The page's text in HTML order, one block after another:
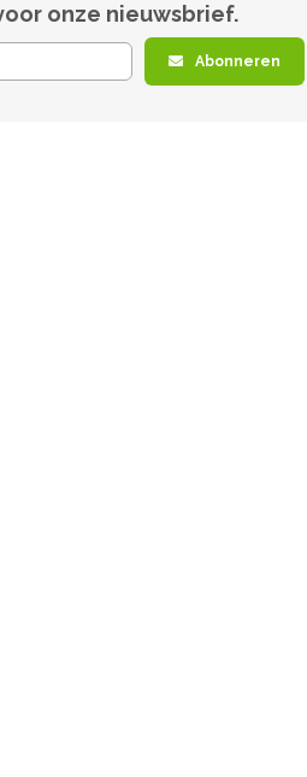
onze nieuwsbrief.
Abonneren